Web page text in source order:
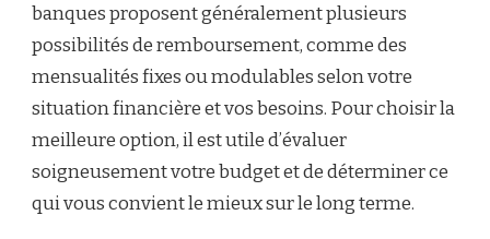
banques proposent généralement plusieurs
possibilités de remboursement, comme des
mensualités fixes ou modulables selon votre
situation financière et vos besoins. Pour choisir la
meilleure option, il est utile d’évaluer
soigneusement votre budget et de déterminer ce
qui vous convient le mieux sur le long terme.